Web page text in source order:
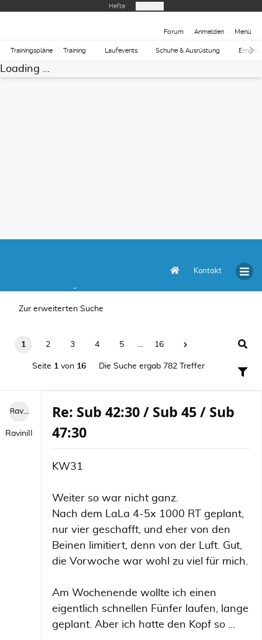
Hefte
Forum Anmelden Menü
Trainingspläne Training Laufevents Schuhe & Ausrüstung
Loading ...
Kontakt
Zur erweiterten Suche
1 2 3 4 5 … 16
Seite 1 von 16 Die Suche ergab 782 Treffer
RaviniII
RaviniII
Re: Sub 42:30 / Sub 45 / Sub
47:30
KW31
Weiter so war nicht ganz.
Nach dem LaLa 4-5x 1000 RT geplant,
nur vier geschafft, und eher von den
Beinen limitiert, denn von der Luft. Gut,
die Vorwoche war wohl zu viel für mich.
Am Wochenende wollte ich einen
eigentlich schnellen Fünfer laufen, lange
geplant. Aber ich hatte den Kopf so ...